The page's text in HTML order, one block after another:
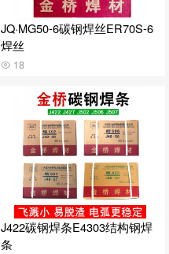
JQ·MG50-6碳钢焊丝ER70S-6
焊丝
18
J422碳钢焊条E4303结构钢焊
条